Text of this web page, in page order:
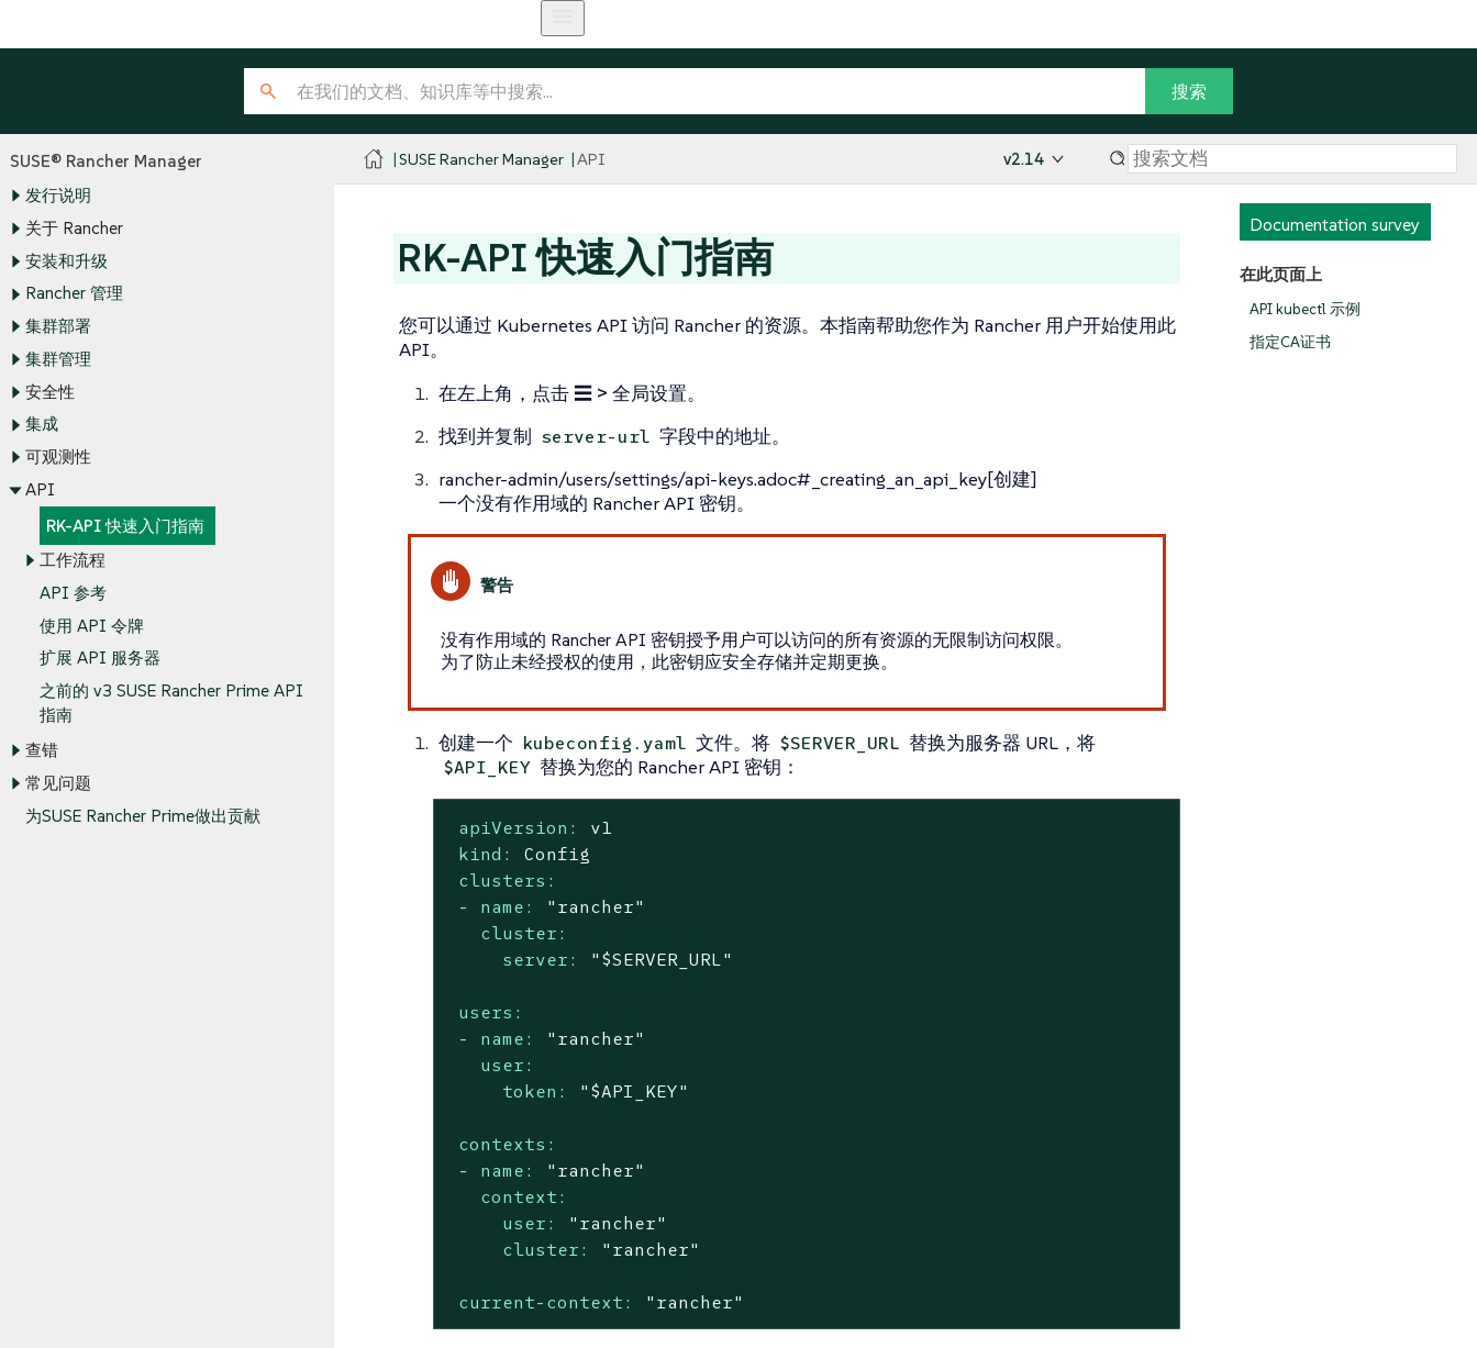
SUSE® Rancher Manager
发行说明
关于 Rancher
安装和升级
Rancher 管理
集群部署
集群管理
安全性
集成
可观测性
API
RK-API 快速入门指南
工作流程
API 参考
使用 API 令牌
扩展 API 服务器
之前的 v3 SUSE Rancher Prime API
指南
查错
常见问题
为SUSE Rancher Prime做出贡献
SUSE Rancher Manager API v2.14
Documentation survey
在此页面上
API kubectl 示例
指定CA证书
RK-API 快速入门指南
您可以通过 Kubernetes API 访问 Rancher 的资源。本指南帮助您作为 Rancher 用户开始使用此
API。
在左上角，点击 ☰ > 全局设置。
找到并复制 server-url 字段中的地址。
rancher-admin/users/settings/api-keys.adoc#_creating_an_api_key[创建]
一个没有作用域的 Rancher API 密钥。
没有作用域的 Rancher API 密钥授予用户可以访问的所有资源的无限制访问权限。
为了防止未经授权的使用，此密钥应安全存储并定期更换。
创建一个 kubeconfig.yaml 文件。将 $SERVER_URL 替换为服务器 URL，将
$API_KEY 替换为您的 Rancher API 密钥：
apiVersion:
v1
kind:
Config
clusters:
-
name:
"rancher"
cluster:
server:
"$SERVER_URL"
users:
-
name:
"rancher"
user:
token:
"$API_KEY"
contexts:
-
name:
"rancher"
context:
user:
"rancher"
cluster:
"rancher"
current-context: "rancher"